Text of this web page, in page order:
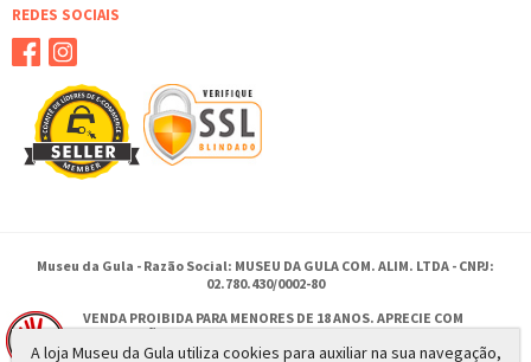
REDES SOCIAIS
Museu da Gula - Razão Social: MUSEU DA GULA COM. ALIM. LTDA - CNPJ:
02.780.430/0002-80
VENDA PROIBIDA PARA MENORES DE 18 ANOS. APRECIE COM
MODERAÇÃO.
SE BEBER NÃO DIRIJA.
A loja Museu da Gula utiliza cookies para auxiliar na sua navegação,